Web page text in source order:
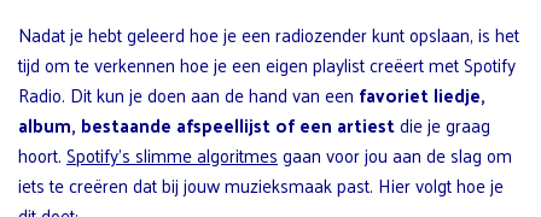
Nadat je hebt geleerd hoe je een radiozender kunt opslaan, is het
tijd om te verkennen hoe je een eigen playlist creëert met Spotify
Radio. Dit kun je doen aan de hand van een favoriet liedje,
album, bestaande afspeellijst of een artiestdie je graag
hoort.Spotify’s slimme algoritmesgaan voor jou aan de slag om
iets te creëren dat bij jouw muzieksmaak past. Hier volgt hoe je